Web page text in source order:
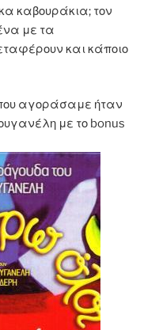
καβουράκια; τον
με τα
και κάποιο
αγοράσαμε ήταν
με το bonus